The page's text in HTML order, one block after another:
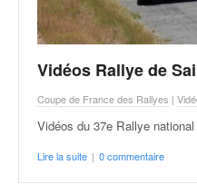
Vidéos Rallye de
Coupe de France des Rallyes |
Vidéos du 37e Rallye
Lire la suite | 0 commentaire